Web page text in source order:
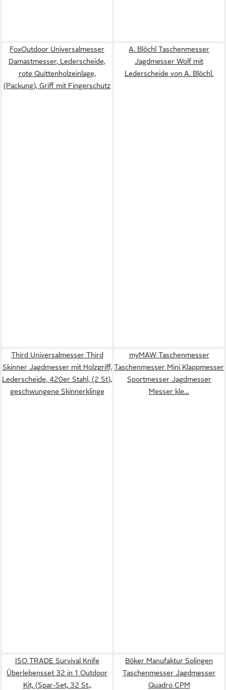
FoxOutdoor Universalmesser
Damastmesser, Lederscheide,
rote Quittenholzeinlage,
(Packung), Griff mit Fingerschutz
A. Blöchl Taschenmesser
Jagdmesser Wolf mit
Lederscheide von A. Blöchl.
Third Universalmesser Third
Skinner Jagdmesser mit Holzgriff,
Lederscheide, 420er Stahl, (2 St),
geschwungene Skinnerklinge
myMAW Taschenmesser
Taschenmesser Mini Klappmesser
Sportmesser Jagdmesser
Messer kle…
ISO TRADE Survival Knife
Überlebensset 32 in 1 Outdoor
Kit, (Spar-Set, 32 St.,
Böker Manufaktur Solingen
Taschenmesser Jagdmesser
Quadro CPM